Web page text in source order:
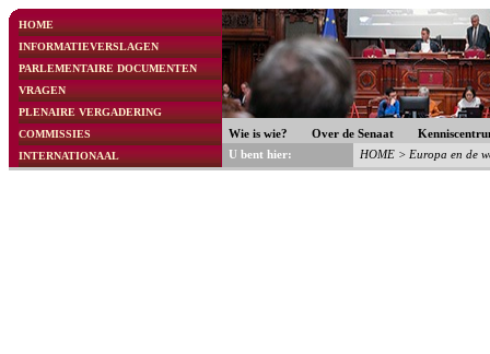
HOME
INFORMATIEVERSLAGEN
PARLEMENTAIRE DOCUMENTEN
VRAGEN
PLENAIRE VERGADERING
COMMISSIES
INTERNATIONAAL
Wie is wie? Over de Senaat
U bent hier:
HOME > Europa en de